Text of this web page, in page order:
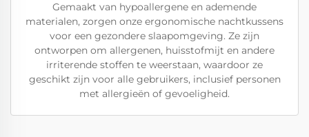
Gemaakt van hypoallergene en ademende
materialen, zorgen onze ergonomische nachtkussens
voor een gezondere slaapomgeving. Ze zijn
ontworpen om allergenen, huisstofmijt en andere
irriterende stoffen te weerstaan, waardoor ze
geschikt zijn voor alle gebruikers, inclusief personen
met allergieën of gevoeligheid.